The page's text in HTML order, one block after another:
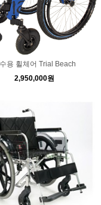
용 휠체어 Trial Beach
2,950,000원